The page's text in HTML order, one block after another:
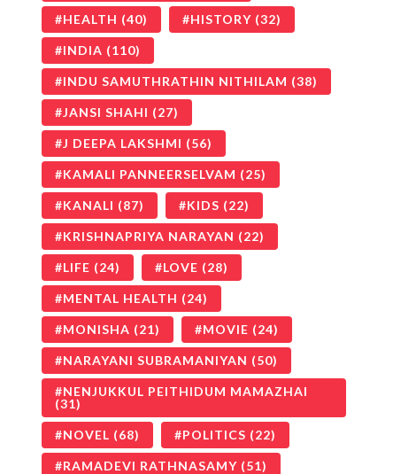
HEALTH (40) HISTORY (32)
INDIA (110)
INDU SAMUTHRATHIN NITHILAM (38)
JANSI SHAHI (27)
J DEEPA LAKSHMI (56)
KAMALI PANNEERSELVAM (25)
KANALI (87) KIDS (22)
KRISHNAPRIYA NARAYAN (22)
LIFE (24) LOVE (28)
MENTAL HEALTH (24)
MONISHA (21) MOVIE (24)
NARAYANI SUBRAMANIYAN (50)
NENJUKKUL PEITHIDUM MAMAZHAI
(31)
NOVEL (68) POLITICS (22)
RAMADEVI RATHNASAMY (51)